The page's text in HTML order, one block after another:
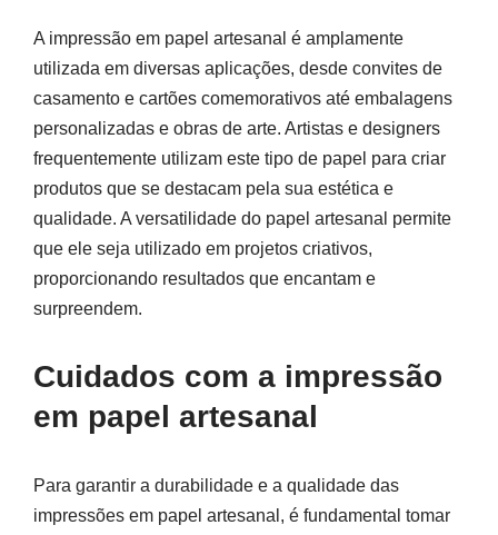
A impressão em papel artesanal é amplamente
utilizada em diversas aplicações, desde convites de
casamento e cartões comemorativos até embalagens
personalizadas e obras de arte. Artistas e designers
frequentemente utilizam este tipo de papel para criar
produtos que se destacam pela sua estética e
qualidade. A versatilidade do papel artesanal permite
que ele seja utilizado em projetos criativos,
proporcionando resultados que encantam e
surpreendem.
Cuidados com a impressão
em papel artesanal
Para garantir a durabilidade e a qualidade das
impressões em papel artesanal, é fundamental tomar